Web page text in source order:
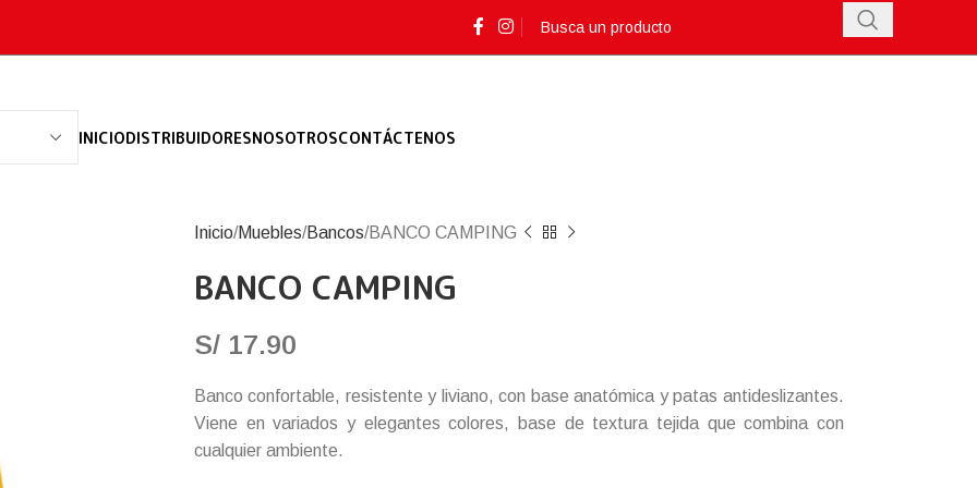
INICIODISTRIBUIDORESNOSOTROSCONTÁCTENOS
Inicio Muebles Bancos BANCO CAMPING
BANCO CAMPING
S/17.90
Banco confortable, resistente y liviano, con base anatómica y patas antideslizantes.
Viene en variados y elegantes colores, base de textura tejida que combina con
cualquier ambiente.